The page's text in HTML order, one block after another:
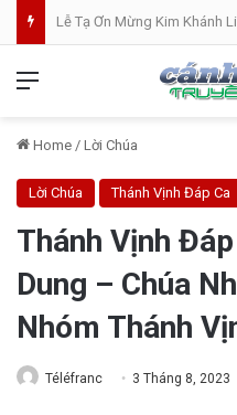
Home / Lời Chúa
Lời Chúa Thánh Vịnh Đáp Ca
Thánh Vịnh
Dung – Chúa
Nhóm Thánh
Téléfranc 3 Tháng 8, 2023